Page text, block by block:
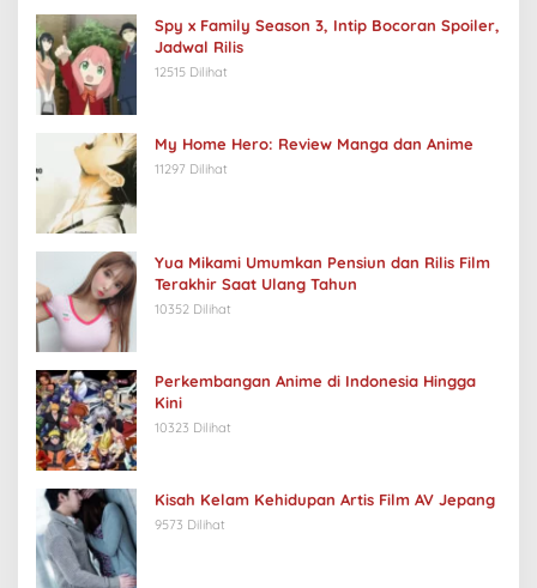
Spy x Family Season 3, Intip Bocoran Spoiler,
Jadwal Rilis
12515 Dilihat
My Home Hero: Review Manga dan Anime
11297 Dilihat
Yua Mikami Umumkan Pensiun dan Rilis Film
Terakhir Saat Ulang Tahun
10352 Dilihat
Perkembangan Anime di Indonesia Hingga
Kini
10323 Dilihat
Kisah Kelam Kehidupan Artis Film AV Jepang
9573 Dilihat